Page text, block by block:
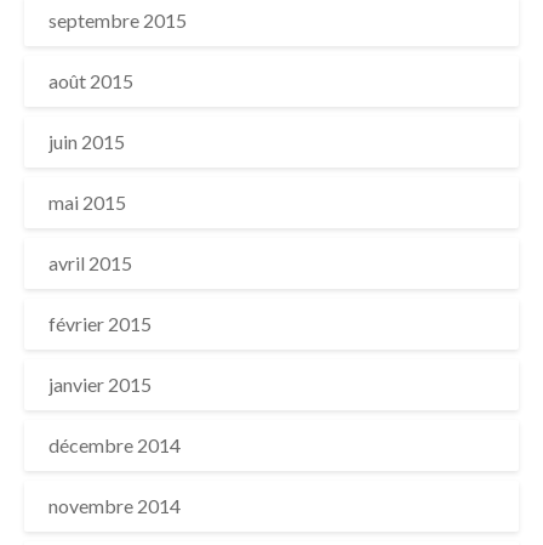
septembre 2015
août 2015
juin 2015
mai 2015
avril 2015
février 2015
janvier 2015
décembre 2014
novembre 2014